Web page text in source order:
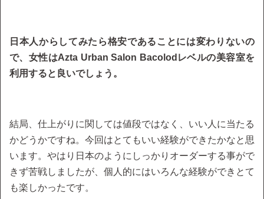
日本人からしてみたら格安であることには変わりないの
で、女性はAzta Urban Salon Bacolodレベルの美容室を
利用すると良いでしょう。
結局、仕上がりに関しては値段ではなく、いい人に当たる
かどうかですね。今回はとてもいい経験ができたかなと思
います。やはり日本のようにしっかりオーダーする事がで
きず苦戦しましたが、個人的にはいろんな経験ができとて
も楽しかったです。